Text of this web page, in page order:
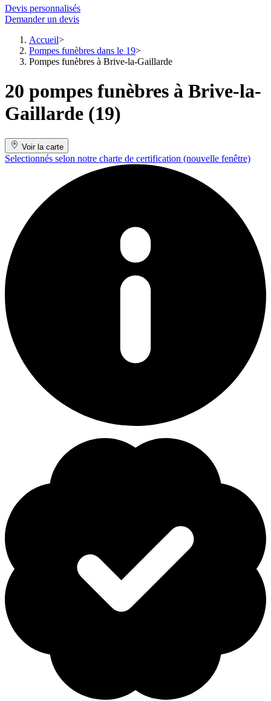
Devis personnalisés
Demander un devis
Accueil
Pompes funèbres dans le 19
Pompes funèbres à Brive-la-Gaillarde
20 pompes funèbres à Brive-la-
Gaillarde (19)
Voir la carte
Selectionnés selon notre charte de certification (nouvelle fenêtre)